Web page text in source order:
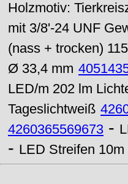
Holzmotiv:
mit 3/8'-24 UNF
(nass + trocken)
Ø 33,4 mm
LED/m 202 lm
Tageslichtweiß
4260365569673 -
- LED Streifen